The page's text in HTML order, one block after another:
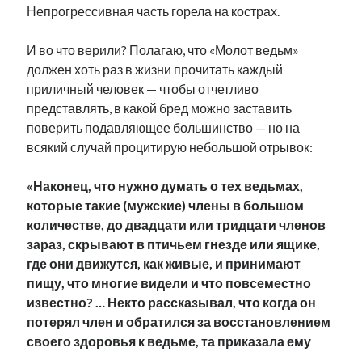
Непрогрессивная часть горела на кострах.
И во что верили? Полагаю, что «Молот ведьм»
должен хоть раз в жизни прочитать каждый
приличный человек — чтобы отчетливо
представлять, в какой бред можно заставить
поверить подавляющее большинство — но на
всякий случай процитирую небольшой отрывок:
«Наконец, что нужно думать о тех ведьмах,
которые такие (мужские) члены в большом
количестве, до двадцати или тридцати членов
зараз, скрывают в птичьем гнезде или ящике,
где они движутся, как живые, и принимают
пищу, что многие видели и что повсеместно
известно? … Некто рассказывал, что когда он
потерял член и обратился за восстановлением
своего здоровья к ведьме, та приказала ему